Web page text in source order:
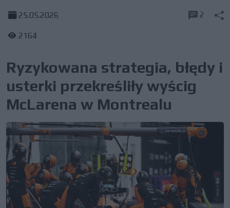
25.05.2026
2164
2
Ryzykowana strategia, błędy i
usterki przekreśliły wyścig
McLarena w Montrealu